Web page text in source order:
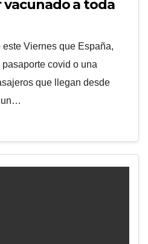
vacunado a toda
de China que
Viernes que España,
covid o una
que llegan desde
un…